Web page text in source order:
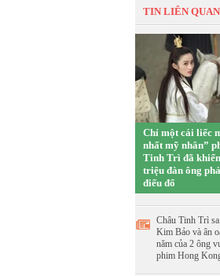
TIN LIÊN QUAN
Chỉ một cái liếc
nhất mỹ nhân”
Tinh Trì đã
triệu đàn ông
điếu đổ
Châu Tinh Trì
Kim Bảo và ân
năm của 2 ông
phim Hong